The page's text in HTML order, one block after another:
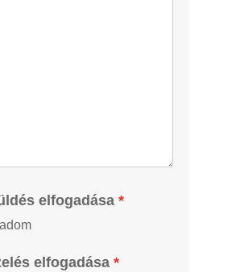
elfogadása
elfogadása